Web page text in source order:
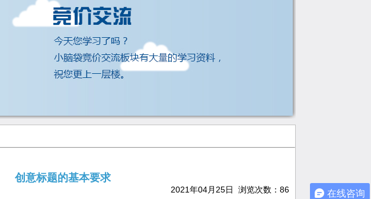
创意标题的基本要求
2021年04月25日 浏览次数： 86 在线咨询